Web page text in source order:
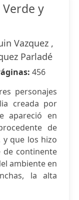
y
Vazquez ,
Parladé
456
personajes
creada por
apareció en
de
y que los hizo
de continente
ambiente en
la alta